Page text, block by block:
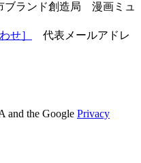
ランド創造局 漫画ミュ
せ］
代表メールアドレ
and the Google Privacy